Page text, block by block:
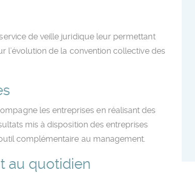
de veille juridique leur permettant
l’évolution de la convention collective des
les entreprises en réalisant des
mis à disposition des entreprises
complémentaire au management.
au quotidien